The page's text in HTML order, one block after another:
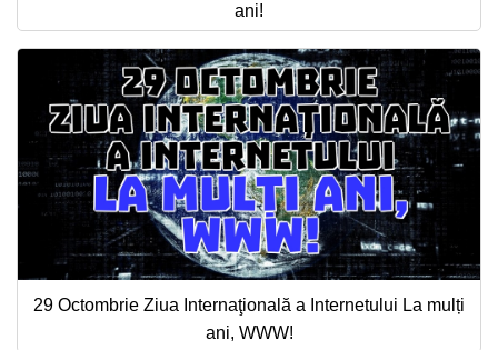
ani!
29 Octombrie Ziua Internaţională a Internetului La mulți
ani, WWW!